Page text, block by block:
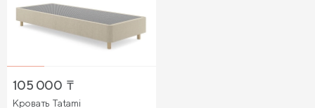
105 000 ₸
Кровать Tatami